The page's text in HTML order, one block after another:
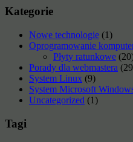
Kategorie
Nowe technologie (1)
Oprogramowanie
Płyty ratunkowe
Porady dla webmastera
System Linux (9)
System Microsoft
Uncategorized (1)
Tagi